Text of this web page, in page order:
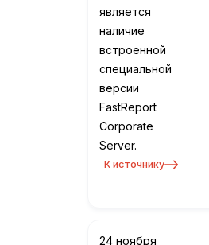
является
наличие
встроенной
специальной
версии
FastReport
Corporate
Server.
К источнику
24 ноября